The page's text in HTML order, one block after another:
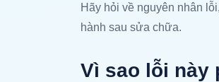
Hãy hỏi về nguyên nhân
hành sau sửa chữa.
Vì sao lỗi này